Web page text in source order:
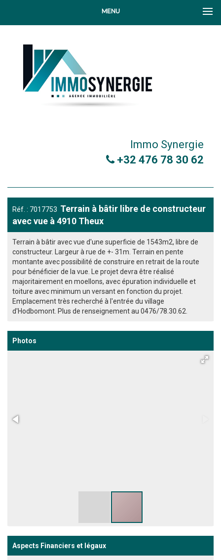
MENU
Immo Synergie
+32 476 78 30 62
Réf. : 7017753 Terrain à bâtir libre de constructeur
avec vue à 4910 Theux
Terrain à bâtir avec vue d'une superficie de 1543m2, libre de
constructeur. Largeur à rue de +- 31m. Terrain en pente
montante avec possibilité de construire en retrait de la route
pour bénéficier de la vue. Le projet devra être réalisé
majoritairement en moellons, avec épuration individuelle et
toiture avec minimum un versant en fonction du projet.
Emplacement très recherché à l'entrée du village
d'Hodbomont. Plus de renseignement au 0476/78.30.62.
Photos
Aspects Financiers et légaux